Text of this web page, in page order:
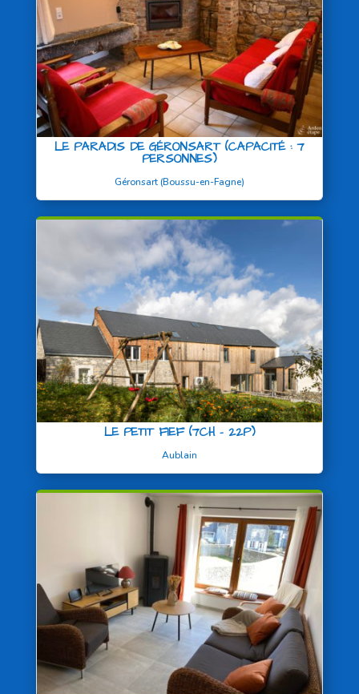
LE PARADIS DE GÉRONSART (CAPACITÉ : 7
PERSONNES)
Géronsart (Boussu-en-Fagne)
LE PETIT FIEF (7CH – 22P)
Aublain